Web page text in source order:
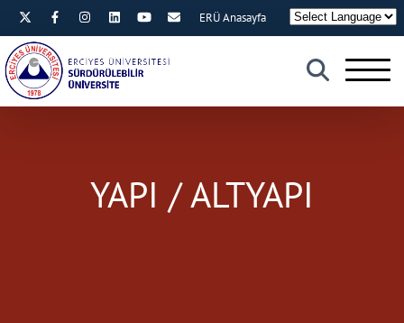
×
ERÜ Anasayfa
YAPI / ALTYAPI